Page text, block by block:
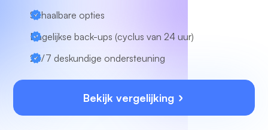
Schaalbare opties
Dagelijkse back-ups (cyclus van 24 uur)
24/7 deskundige ondersteuning
Bekijk vergelijking